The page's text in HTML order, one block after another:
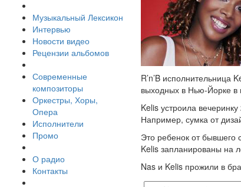
Музыкальный Лексикон
Интервью
Новости видео
Рецензии альбомов
Современные
композиторы
Оркестры, Хоры,
Опера
Исполнители
Промо
О радио
Контакты
R’n’B исполнительница
выходных в Нью-Йорке в
Kelis устроила
Например, сумка от
Это ребенок от бывшего
Kelis запланированы на
Nas и Kelis прожили в